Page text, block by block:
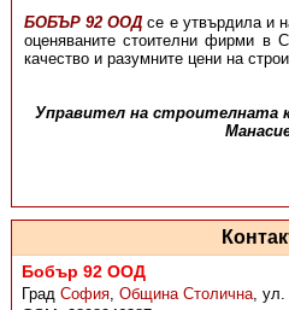
БОБЪР 92 ООД се е утвърдила и
оценяваните стоителни фирми в
качество и разумните цени на
Управител на строителната
Бобър 92 ООД
ГрадСофия,Община Столична,